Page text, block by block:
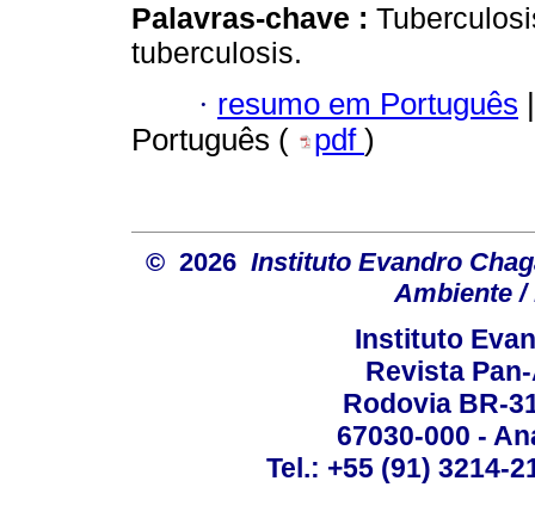
Palavras-chave :
tuberculosis.
· resumo em Português |
Português (
pdf )
© 2026 Instituto Evandro
Ambiente /
Instituto
Revista
Rodovia BR-
67030-000 -
Tel.: +55 (91) 3214-